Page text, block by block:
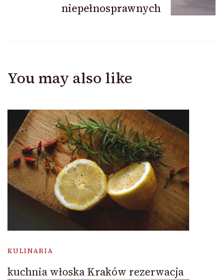
niepełnosprawnych
You may also like
KULINARIA
kuchnia włoska Kraków rezerwacja